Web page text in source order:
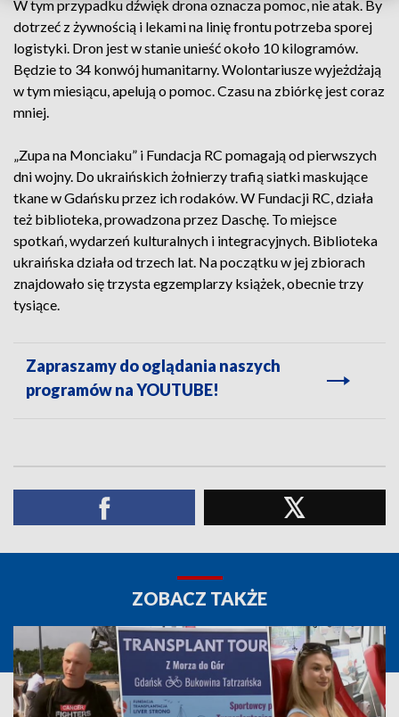
W tym przypadku dźwięk drona oznacza pomoc, nie atak. By
dotrzeć z żywnością i lekami na linię frontu potrzeba sporej
logistyki. Dron jest w stanie unieść około 10 kilogramów.
Będzie to 34 konwój humanitarny. Wolontariusze wyjeżdżają
w tym miesiącu, apelują o pomoc. Czasu na zbiórkę jest coraz
mniej.
„Zupa na Monciaku” i Fundacja RC pomagają od pierwszych
dni wojny. Do ukraińskich żołnierzy trafią siatki maskujące
tkane w Gdańsku przez ich rodaków. W Fundacji RC, działa
też biblioteka, prowadzona przez Daschę. To miejsce
spotkań, wydarzeń kulturalnych i integracyjnych. Biblioteka
ukraińska działa od trzech lat. Na początku w jej zbiorach
znajdowało się trzysta egzemplarzy książek, obecnie trzy
tysiące.
Zapraszamy do oglądania naszych
programów na YOUTUBE!
ZOBACZ TAKŻE